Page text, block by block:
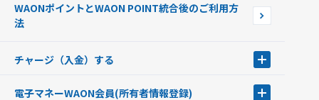
ポイントの有効期限について
WAONポイントとWAON POINT統合後のご利用方
法
チャージ（入金）する
電子マネーWAON会員(所有者情報登録)